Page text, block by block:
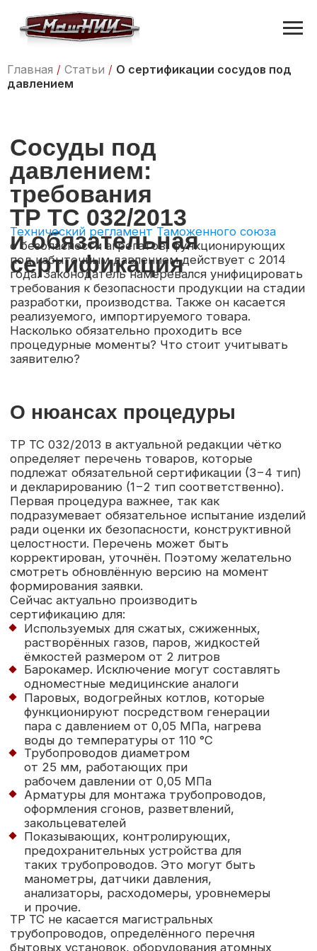
Главная / Статьи / О сертификации сосудов под
давлением
Старт процедуры сертификации
регламентирован подачей заявления
установленного образца в аккредитованный
орган сертификации. К нему прилагается
определённый перечень документов. Это:
Паспорт оборудования с обязательным
указанием технических, эксплуатационных
характеристик
Инструкция плюс руководство
по эксплуатации, составленное для
пользователя
Техусловия или ГОСТ (для отечественных
производителей), по которым изготовлено
оборудование
Реквизиты заявителя/производителя, его
ТР ТС 032/2013 в актуальной редакции чётко
определяет перечень товаров, которые
подлежат обязательной сертификации (3−4 тип)
и декларированию (1−2 тип соответственно).
Первая процедура важнее, так как
смотреть обновлённую версию на момент
формирования заявки.
сертификацию для:
Используемых для сжатых, сжиженных,
растворённых газов, паров, жидкостей
ёмкостей размером от 2 литров
Барокамер. Исключение могут составлять
одноместные медицинские аналоги
Паровых, водогрейных котлов, которые
функционируют посредством генерации
пара с давлением от 0,05 МПа, нагрева
воды до температуры от 110 °C
Трубопроводов диаметром
от 25 мм, работающих при
рабочем давлении от 0,05 МПа
Арматуры для монтажа трубопроводов,
оформления сгонов, разветвлений,
закольцевателей
Показывающих, контролирующих,
предохранительных устройства для
таких трубопроводов. Это могут быть
манометры, датчики давления,
анализаторы, расходомеры, уровнемеры
и прочие.
ТР ТС не касается магистральных
трубопроводов, определённого перечня
бытовых установок, оборудования атомных
станций. Для всех этих товаров предусмотрены
специализированные нормативные документы
для проверки безопасности.
требования
ТР ТС 032/2013
и обязательная
сертификация
Технический регламент Таможенного союза
о безопасности агрегатов, функционирующих
под избыточным давлением действует с 2014
года. Законодатель намеревался унифицировать
требования к безопасности продукции на стадии
разработки, производства. Также он касается
реализуемого, импортируемого товара.
Насколько обязательно проходить все
процедурные моменты? Что стоит учитывать
заявителю?
С чего начать?
О нюансах процедуры